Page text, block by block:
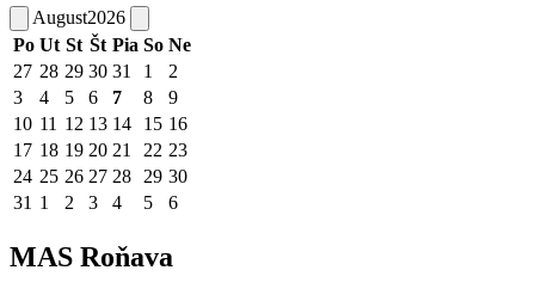
August2026
Po Ut St Št Pia So Ne
27 28 29 30 31 1
2
3
4 5 6 7 8
9
10 11 12 13 14 15 16
17 18 19 20 21 22 23
24 25 26 27 28 29 30
31 1 2 3 4 5 6
MAS Roňava